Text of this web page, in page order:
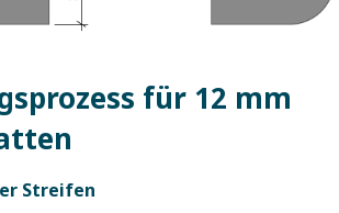
für 12 mm
Streifen